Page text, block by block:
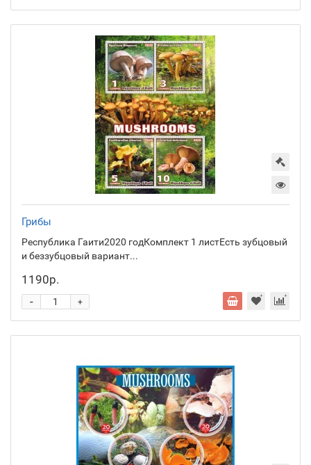
Грибы
Республика Гаити2020 годКомплект 1 листЕсть зубцовый
и беззубцовый вариант...
1190р.
+
-